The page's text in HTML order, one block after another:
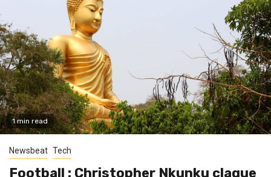
1 min read
Newsbeat Tech
Football : Christopher Nkunku claque